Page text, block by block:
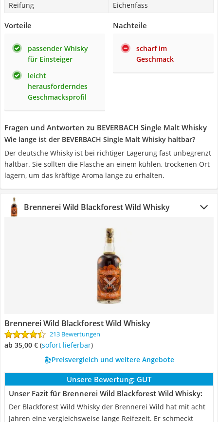
Reifung
Eichenfass
Vorteile
passender Whisky
für Einsteiger
leicht
herausforderndes
Geschmacksprofil
Nachteile
scharf im
Geschmack
Fragen und Antworten zu BEVERBACH Single Malt Whisky
Wie lange ist der BEVERBACH Single Malt Whisky haltbar?
Der deutsche Whisky ist bei richtiger Lagerung fast unbegrenzt
haltbar. Sie sollten die Flasche an einem kühlen, trockenen Ort
lagern, um das kräftige Aroma lange zu erhalten.
Brennerei Wild Blackforest Wild Whisky
Brennerei Wild Blackforest Wild Whisky
213 Bewertungen
ab 35,00 € ( Sofort lieferbar)
Preisvergleich und weitere Angebote
Unsere Bewertung: GUT
Unser Fazit für Brennerei Wild Blackforest Wild Whisky:
Der Blackforest Wild Whisky der Brennerei Wild hat mit acht
Jahren eine vergleichsweise lange Reifezeit. Er schmeckt